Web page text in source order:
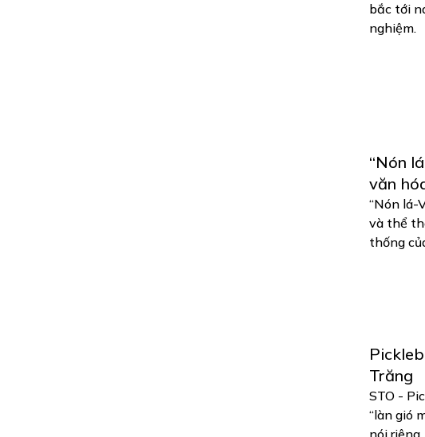
bắc tới
nghiệm.
“Nón
văn
“Nón lá-
và thể
thống
Trăng
STO -
“làn gió